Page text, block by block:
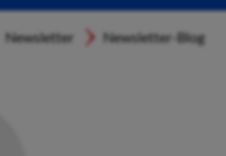
Newsletter Newsletter-Blog